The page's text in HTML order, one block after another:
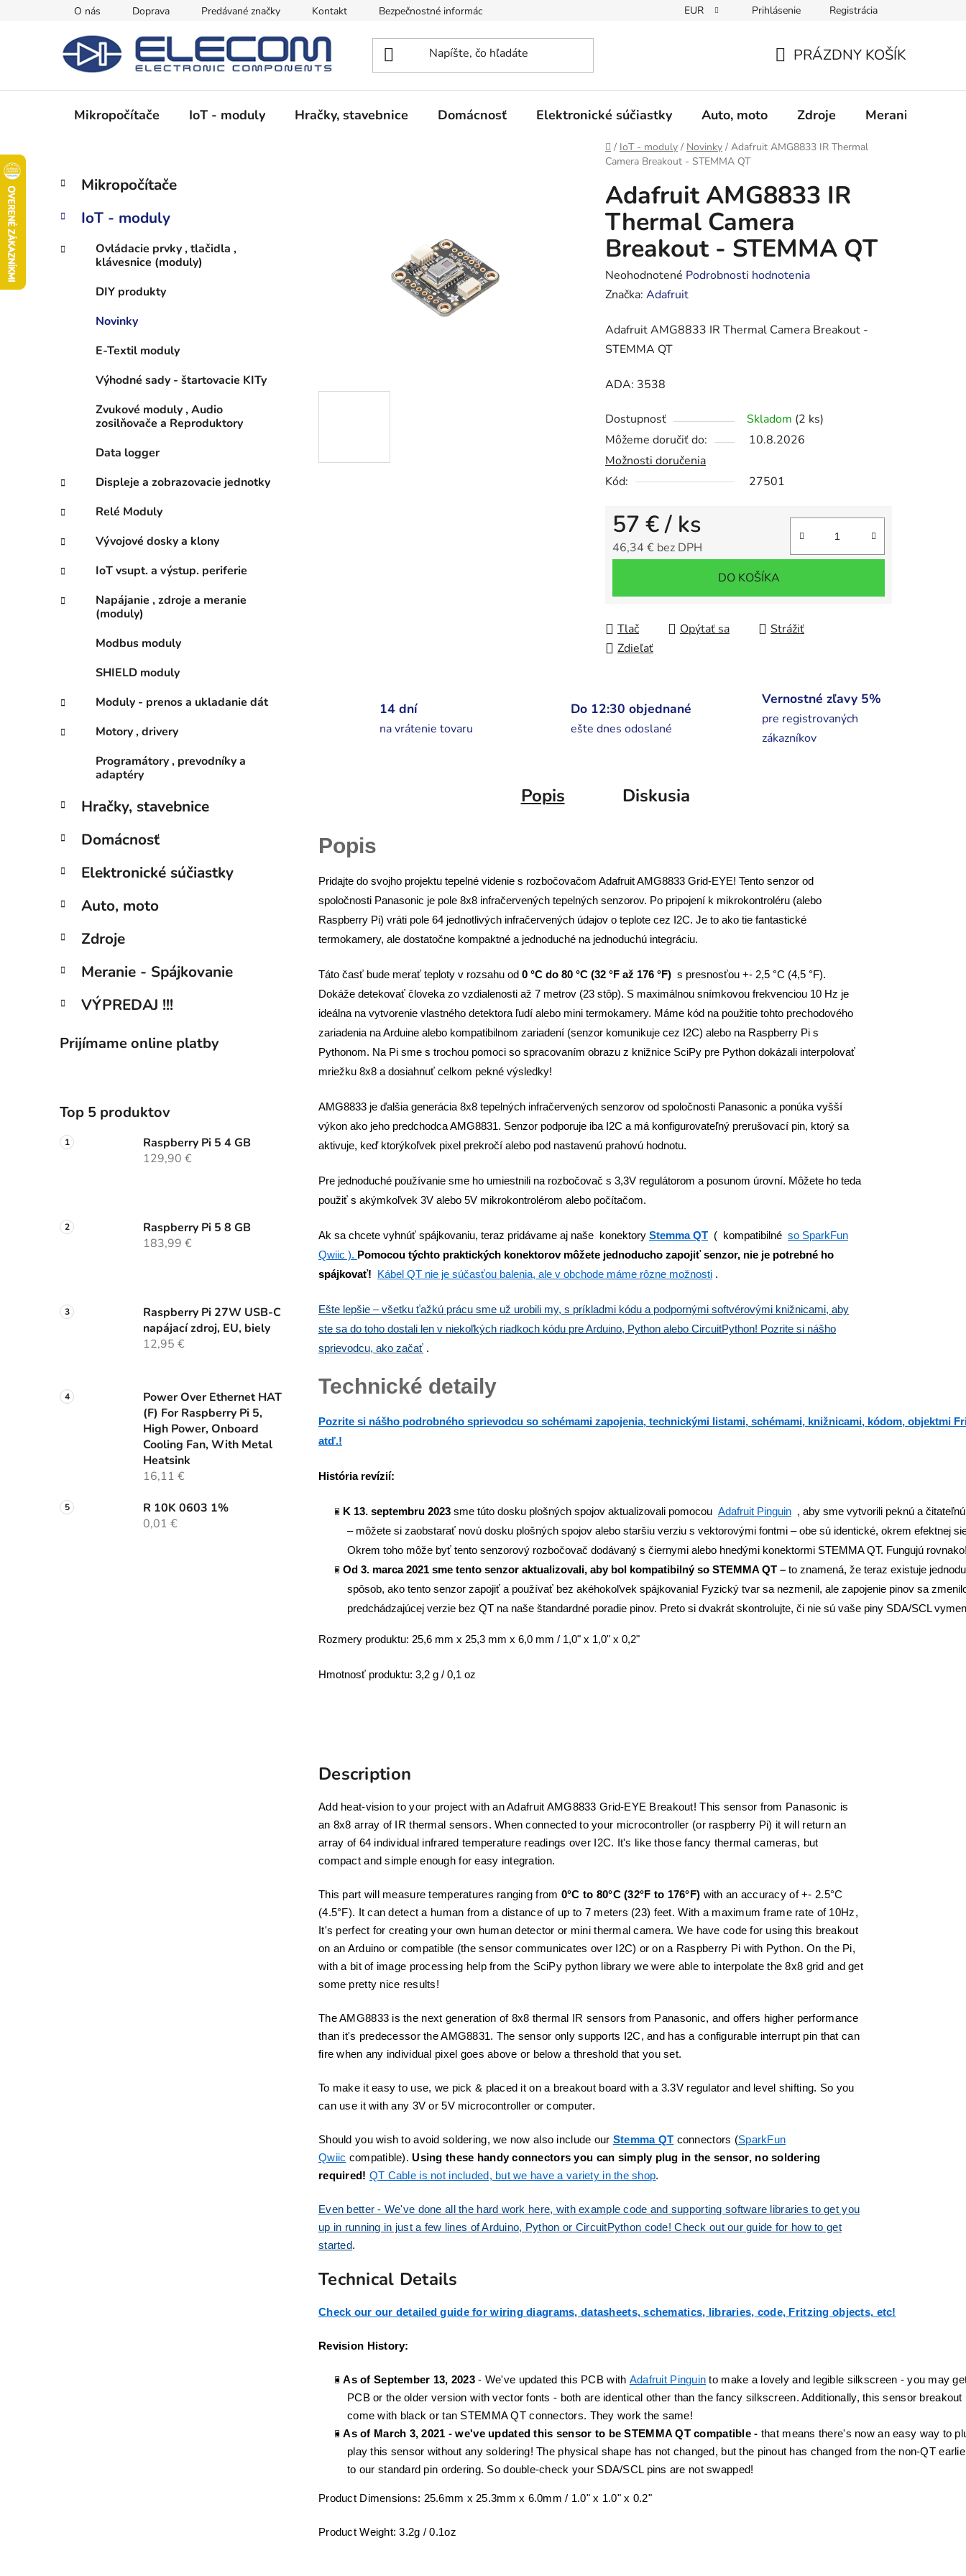
O nás Doprava Predávané značky Kontakt Bezpečnostné informácie Obchodné podmienky Podmienky ochrany osobných údajov
EUR Prihlásenie Registrácia
KOŠÍK
PRÁZDNY KOŠÍK
Mikropočítače IoT - moduly Hračky, stavebnice Domácnosť Elektronické súčiastky Auto, moto Zdroje Meranie -
Domov
/ IoT - moduly / Novinky / Adafruit AMG8833 IR Thermal
Camera Breakout - STEMMA QT
B
č
ý
Preskočiť
kategórie
K
a
e
ó
Mikropočítače
IoT - moduly
Ovládacie prvky , tlačidla ,
klávesnice (moduly)
DIY produkty
Novinky
E-Textil moduly
Výhodné sady - štartovacie KITy
Zvukové moduly , Audio
zosilňovače a Reproduktory
Data logger
Displeje a zobrazovacie jednotky
Relé Moduly
Vývojové dosky a klony
IoT vsupt. a výstup. periferie
Napájanie , zdroje a meranie
(moduly)
Modbus moduly
SHIELD moduly
Moduly - prenos a ukladanie dát
Motory , drivery
Programátory , prevodníky a
adaptéry
Hračky, stavebnice
Domácnosť
Elektronické súčiastky
Auto, moto
Zdroje
Meranie - Spájkovanie
VÝPREDAJ !!!
Prijímame online platby
Top 5 produktov
Raspberry Pi 5 4 GB
129,90 €
Raspberry Pi 5 8 GB
183,99 €
Raspberry Pi 27W USB-C
napájací zdroj, EU, biely
12,95 €
Power Over Ethernet HAT
(F) For Raspberry Pi 5,
High Power, Onboard
Cooling Fan, With Metal
Heatsink
16,11 €
R 10K 0603 1%
0,01 €
Adafruit AMG8833 IR
Thermal Camera
Breakout - STEMMA QT
Priemerné
hodnotenie
je
0,0
5
hviezdičiek.
Neohodnotené Podrobnosti hodnotenia
Značka: Adafruit
Adafruit AMG8833 IR Thermal Camera Breakout -
STEMMA QT
ADA: 3538
Dostupnosť Skladom (2 ks)
Môžeme doručiť do:
10.8.2026
Možnosti doručenia
Kód:
27501
57 €/ ks
46,34 € bez DPH
DO KOŠÍKA
Tlač Opýtať sa
Strážiť
Zdieľať
14 dní
na vrátenie tovaru
Do 12:30 objednané
ešte dnes odoslané
Vernostné zľavy 5%
pre registrovaných
zákazníkov
Popis Diskusia
Popis
Pridajte do svojho projektu tepelné videnie s rozbočovačom Adafruit AMG8833 Grid-EYE! Tento senzor od
spoločnosti Panasonic je pole 8x8 infračervených tepelných senzorov. Po pripojení k mikrokontroléru (alebo
Raspberry Pi) vráti pole 64 jednotlivých infračervených údajov o teplote cez I2C. Je to ako tie fantastické
termokamery, ale dostatočne kompaktné a jednoduché na jednoduchú integráciu.
Táto časť bude merať teploty v rozsahu od 0 °C do 80 °C (32 °F až 176 °F) s presnosťou +- 2,5 °C (4,5 °F).
Dokáže detekovať človeka zo vzdialenosti až 7 metrov (23 stôp). S maximálnou snímkovou frekvenciou 10 Hz je
ideálna na vytvorenie vlastného detektora ľudí alebo mini termokamery. Máme kód na použitie tohto prechodového
zariadenia na Arduine alebo kompatibilnom zariadení (senzor komunikuje cez I2C) alebo na Raspberry Pi s
Pythonom. Na Pi sme s trochou pomoci so spracovaním obrazu z knižnice SciPy pre Python dokázali interpolovať
mriežku 8x8 a dosiahnuť celkom pekné výsledky!
AMG8833 je ďalšia generácia 8x8 tepelných infračervených senzorov od spoločnosti Panasonic a ponúka vyšší
výkon ako jeho predchodca AMG8831. Senzor podporuje iba I2C a má konfigurovateľný prerušovací pin, ktorý sa
aktivuje, keď ktorýkoľvek pixel prekročí alebo pod nastavenú prahovú hodnotu.
Pre jednoduché používanie sme ho umiestnili na rozbočovač s 3,3V regulátorom a posunom úrovní. Môžete ho teda
použiť s akýmkoľvek 3V alebo 5V mikrokontrolérom alebo počítačom.
Ak sa chcete vyhnúť spájkovaniu, teraz pridávame aj naše konektory Stemma QT ( kompatibilné so SparkFun
Qwiic ). Pomocou týchto praktických konektorov môžete jednoducho zapojiť senzor, nie je potrebné ho
spájkovať! Kábel QT nie je súčasťou balenia, ale v obchode máme rôzne možnosti .
Ešte lepšie – všetku ťažkú ​​prácu sme už urobili my, s príkladmi kódu a podpornými softvérovými knižnicami, aby
ste sa do toho dostali len v niekoľkých riadkoch kódu pre Arduino, Python alebo CircuitPython! Pozrite si nášho
sprievodcu, ako začať .
Technické detaily
Pozrite si nášho podrobného sprievodcu so schémami zapojenia, technickými listami, schémami, knižnicami, kódom, objektmi
atď.!
História revízií:
K 13. septembru 2023 sme túto dosku plošných spojov aktualizovali pomocou Adafruit Pinguin , aby sme vytvorili peknú a
– môžete si zaobstarať novú dosku plošných spojov alebo staršiu verziu s vektorovými fontmi – obe sú identické, okrem efektnej
Okrem toho môže byť tento senzorový rozbočovač dodávaný s čiernymi alebo hnedými konektormi STEMMA QT. Fungujú
Od 3. marca 2021 sme tento senzor aktualizovali, aby bol kompatibilný so STEMMA QT – to znamená, že teraz existuje
spôsob, ako tento senzor zapojiť a používať bez akéhokoľvek spájkovania! Fyzický tvar sa nezmenil, ale zapojenie pinov sa
predchádzajúcej verzie bez QT na naše štandardné poradie pinov. Preto si dvakrát skontrolujte, či nie sú vaše piny SDA/SCL
Rozmery produktu: 25,6 mm x 25,3 mm x 6,0 mm / 1,0" x 1,0" x 0,2"
Hmotnosť produktu: 3,2 g / 0,1 oz
Description
Add heat-vision to your project with an Adafruit AMG8833 Grid-EYE Breakout! This sensor from Panasonic is
an 8x8 array of IR thermal sensors. When connected to your microcontroller (or raspberry Pi) it will return an
array of 64 individual infrared temperature readings over I2C. It's like those fancy thermal cameras, but
compact and simple enough for easy integration.
This part will measure temperatures ranging from 0°C to 80°C (32°F to 176°F) with an accuracy of +- 2.5°C
(4.5°F). It can detect a human from a distance of up to 7 meters (23) feet. With a maximum frame rate of 10Hz,
It's perfect for creating your own human detector or mini thermal camera. We have code for using this breakout
on an Arduino or compatible (the sensor communicates over I2C) or on a Raspberry Pi with Python. On the Pi,
with a bit of image processing help from the SciPy python library we were able to interpolate the 8x8 grid and get
some pretty nice results!
The AMG8833 is the next generation of 8x8 thermal IR sensors from Panasonic, and offers higher performance
than it's predecessor the AMG8831. The sensor only supports I2C, and has a configurable interrupt pin that can
fire when any individual pixel goes above or below a threshold that you set.
To make it easy to use, we pick & placed it on a breakout board with a 3.3V regulator and level shifting. So you
can use it with any 3V or 5V microcontroller or computer.
Should you wish to avoid soldering, we now also include our Stemma QT connectors (SparkFun
Qwiic compatible).Using these handy connectors you can simply plug in the sensor, no soldering
required! QT Cable is not included, but we have a variety in the shop.
Even better - We've done all the hard work here, with example code and supporting software libraries to get you
up in running in just a few lines of Arduino, Python or CircuitPython code! Check out our guide for how to get
started.
Technical Details
Check our our detailed guide for wiring diagrams, datasheets, schematics, libraries, code, Fritzing objects, etc!
Revision History:
As of September 13, 2023 - We've updated this PCB with Adafruit Pinguin to make a lovely and legible silkscreen - you may
PCB or the older version with vector fonts - both are identical other than the fancy silkscreen. Additionally, this sensor breakout
come with black or tan STEMMA QT connectors. They work the same!
As of March 3, 2021 - we've updated this sensor to be STEMMA QT compatible - that means there's now an easy way to
play this sensor without any soldering! The physical shape has not changed, but the pinout has changed from the non-QT
to our standard pin ordering. So double-check your SDA/SCL pins are not swapped!
Product Dimensions: 25.6mm x 25.3mm x 6.0mm / 1.0" x 1.0" x 0.2"
Product Weight: 3.2g / 0.1oz